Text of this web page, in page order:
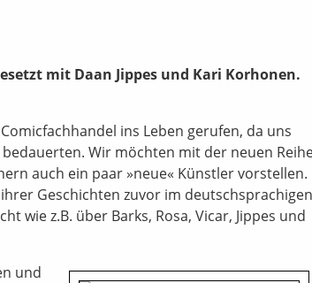
mit Daan Jippes und Kari Korhonen.
ins Leben gerufen, da uns
Wir möchten mit der neuen
auch ein paar »neue« Künstler vorstellen.
Geschichten zuvor im deutschsprachigen
wie z.B. über Barks, Rosa, Vicar, Jippes und
und